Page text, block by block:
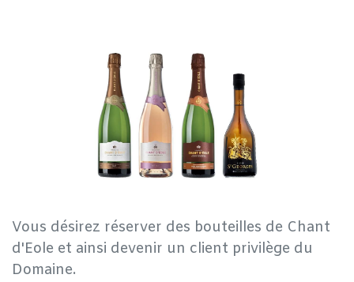
Vous désirez réserver des bouteilles de Chant
d'Eole et ainsi devenir un client privilège du
Domaine.